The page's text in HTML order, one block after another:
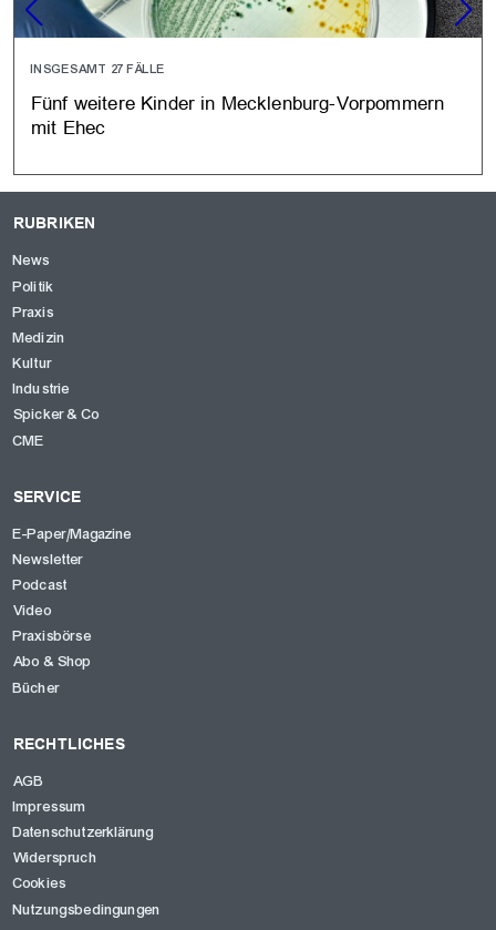
INSGESAMT 27 FÄLLE
Fünf weitere Kinder in Mecklenburg-Vorpommern
mit Ehec
RUBRIKEN
News
Politik
Praxis
Medizin
Kultur
Industrie
Spicker & Co
CME
SERVICE
E-Paper/Magazine
Newsletter
Podcast
Video
Praxisbörse
Abo & Shop
Bücher
RECHTLICHES
AGB
Impressum
Datenschutzerklärung
Widerspruch
Cookies
Nutzungsbedingungen